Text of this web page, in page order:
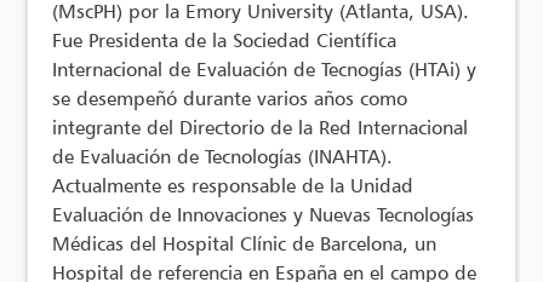
(MscPH) por la Emory University (Atlanta, USA).
Fue Presidenta de la Sociedad Científica
Internacional de Evaluación de Tecnogías (HTAi) y
se desempeñó durante varios años como
integrante del Directorio de la Red Internacional
de Evaluación de Tecnologías (INAHTA).
Actualmente es responsable de la Unidad
Evaluación de Innovaciones y Nuevas Tecnologías
Médicas del Hospital Clínic de Barcelona, un
Hospital de referencia en España en el campo de